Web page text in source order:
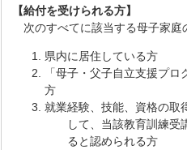
【給付を受けられる方】
次のすべてに該当する母子家庭
県内に居住している方
「母子・父子自立支援プ
方
就業経験、技能、資格の取
して、当該教育訓練受
ると認められる方